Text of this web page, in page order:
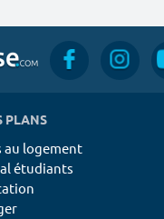
PLANS
au logement
étudiants